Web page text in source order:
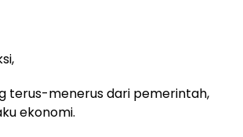
terus-menerus dari pemerintah,
ekonomi.